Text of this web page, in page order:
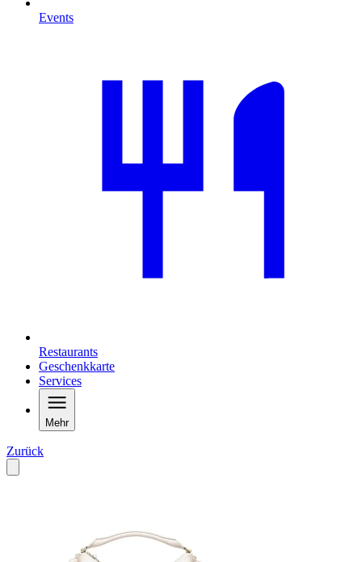
Events
Restaurants
Geschenkkarte
Services
Mehr
Zurück